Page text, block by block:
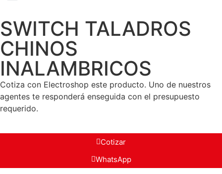
SWITCH TALADROS
CHINOS
INALAMBRICOS
Cotiza con Electroshop este producto. Uno de nuestros
agentes te responderá enseguida con el presupuesto
requerido.
Cotizar
WhatsApp